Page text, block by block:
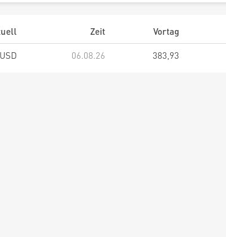
Zeit Vortag
06.08.26 383,93